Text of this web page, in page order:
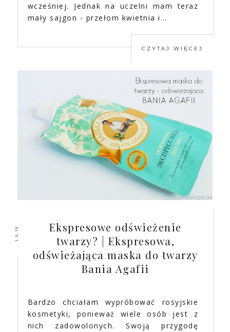
wcześniej. Jednak na uczelni mam teraz
mały sajgon - przełom kwietnia i…
CZYTAJ WIĘCEJ
1.5.15
Ekspresowe odświeżenie
twarzy? | Ekspresowa,
odświeżająca maska do twarzy
Bania Agafii
Bardzo chciałam wypróbować rosyjskie
kosmetyki, ponieważ wiele osób jest z
nich zadowolonych. Swoją przygodę